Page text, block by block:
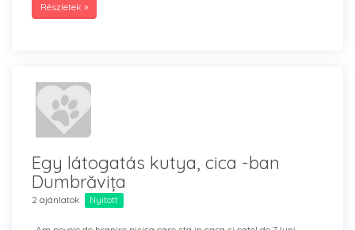
Részletek »
Egy látogatás kutya, cica -ban
Dumbrăvița
2 ajánlatok Nyitott